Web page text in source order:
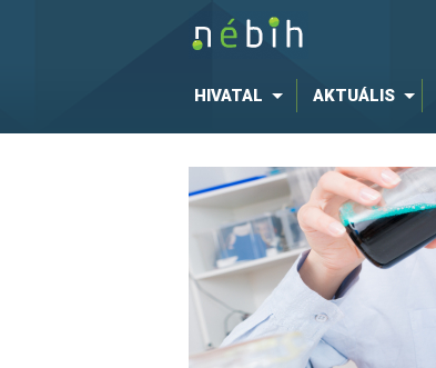
HIVATAL AKTUÁLIS